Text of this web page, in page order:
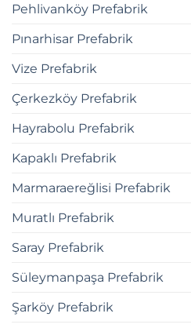
Pehlivanköy Prefabrik
Pınarhisar Prefabrik
Vize Prefabrik
Çerkezköy Prefabrik
Hayrabolu Prefabrik
Kapaklı Prefabrik
Marmaraereğlisi Prefabrik
Muratlı Prefabrik
Saray Prefabrik
Süleymanpaşa Prefabrik
Şarköy Prefabrik